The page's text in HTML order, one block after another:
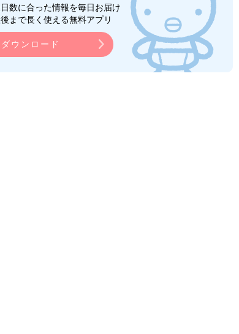
数に合った情報を毎日お届け
まで長く使える無料アプリ
ダウンロード